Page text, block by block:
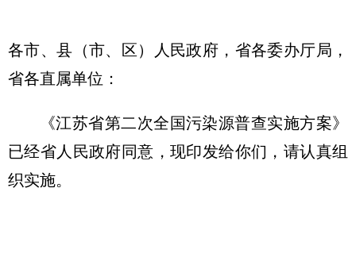
各市、县（市、区）人民政府，省各委办厅局，
省各直属单位：
《江苏省第二次全国污染源普查实施方案》
已经省人民政府同意，现印发给你们，请认真组
织实施。